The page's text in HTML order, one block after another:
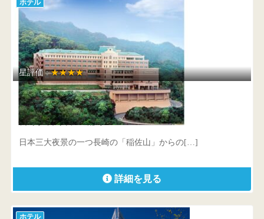
ホテル
星評価 :★★★★
ルークプラザホテル
長崎県 長崎市江の浦町17-15
日本三大夜景の一つ長崎の「稲佐山」からの[…]
詳細を見る
ホテル